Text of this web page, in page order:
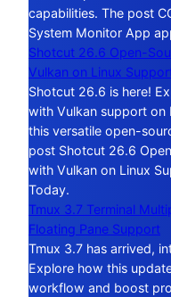
capabilities. The post
System Monitor App
Shotcut 26.6 Open-
Vulkan on Linux
Shotcut 26.6 is here!
with Vulkan support on
this versatile open-
post Shotcut 26.6
with Vulkan on Linux
Today.
Tmux 3.7 Terminal
Floating Pane Support
Tmux 3.7 has arrived,
Explore how this
workflow and boost